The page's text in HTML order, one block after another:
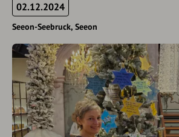
02.12.2024
Seeon-Seebruck Seeon